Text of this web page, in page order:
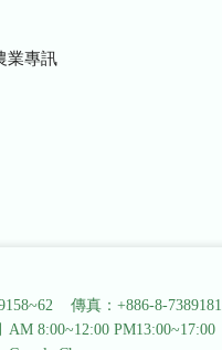
業專訊
傳真：+886-8-7389181
AM 8:00~12:00 PM13:00~17:00